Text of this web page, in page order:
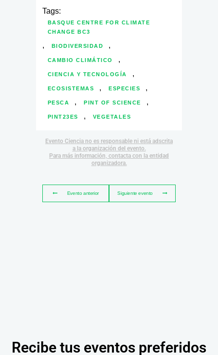
Tags:
BASQUE CENTRE FOR CLIMATE
CHANGE BC3
, BIODIVERSIDAD ,
CAMBIO CLIMÁTICO ,
CIENCIA Y TECNOLOGÍA ,
ECOSISTEMAS , ESPECIES ,
PESCA , PINT OF SCIENCE ,
PINT23ES , VEGETALES
Evento Ciencia no es responsable ni está adscrita
a la organización del evento.
Para más información, contacta con la entidad
organizadora.
Evento anterior Siguiente evento
Recibe tus eventos preferidos